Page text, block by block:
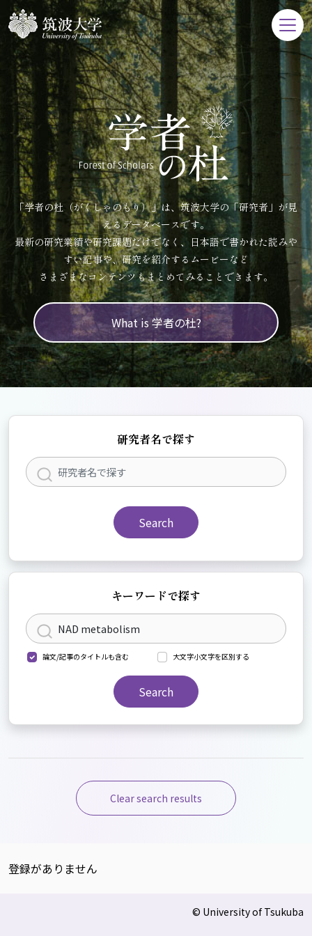
「学者の杜（がくしゃのもり）」は、筑波大学の「研究者」が見
えるデータベースです。
最新の研究業績や研究課題だけでなく、日本語で書かれた読みや
すい記事や、研究を紹介するムービーなど
さまざまなコンテンツもまとめてみることできます。
What is 学者の杜?
研究者名で探す
Search
キーワードで探す
論文/記事のタイトルも含む 大文字小文字を区別する
Search
Clear search results
登録がありません
© University of Tsukuba